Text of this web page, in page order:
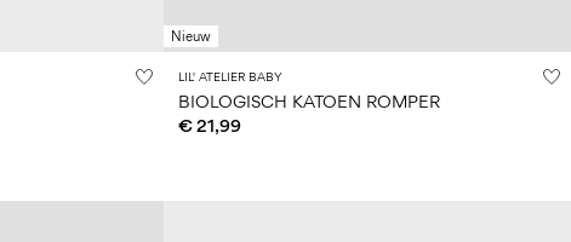
Nieuw
LIL' ATELIER BABY
BIOLOGISCH KATOEN ROMPER
€ 21,99